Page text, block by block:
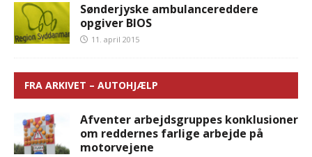
Sønderjyske ambulancereddere
opgiver BIOS
11. april 2015
FRA ARKIVET – AUTOHJÆLP
Afventer arbejdsgruppes konklusioner
om reddernes farlige arbejde på
motorvejene